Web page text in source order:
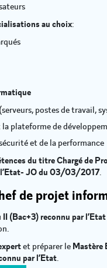
au choix:
postes de travail,
la plateforme de
et de la performance
du titre Chargé de
l’Etat- JO du 03/03/2017.
de projet
(Bac+3) reconnu par l’Etat
et préparer le Mastère
par l’Etat.